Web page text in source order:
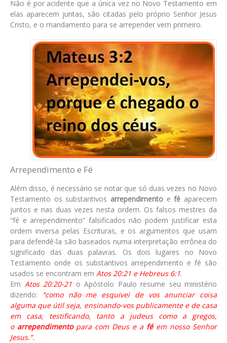
Não é por acidente que a única vez no Novo Testamento em
elas aparecem juntas, são citadas pelo próprio Senhor Jesus
Cristo, e o mandamento para se arrepender vem primeiro.
Arrependimento e Fé
Além disso, é necessário se notar que só duas vezes no Novo
Testamento os substantivos arrependimento efé aparecem
juntos e nas duas vezes nesta ordem. Os falsos mestres da
“fé e arrependimento” falsificados não podem justificar esta
ordem inversa pelas Escrituras, e os argumentos que usam
para defendê-la são baseados numa interpretação errônea do
significado das duas palavras. Os dois lugares no Novo
Testamento onde os substantivos arrependimento e fé são
usados se encontram em Atos 20:21 e Hebreus 6:1.
Em Atos 20:20-21 o Apóstolo Paulo resume seu ministério
dizendo:
“como não me esquivei de vos anunciar coisa
alguma que útil seja, ensinando-vos publicamente e de casa
em casa, testificando, tanto a judeus como a gregos,
o arrependimentopara com Deus e a féem nosso Senhor
Jesus.”.